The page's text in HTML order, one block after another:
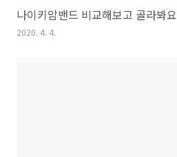
나이키암밴드 비교해보고 골라봐요
2020. 4. 4.